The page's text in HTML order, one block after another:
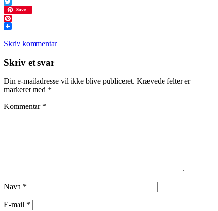
Twitter
Save
Pinterest
Skriv kommentar
Læserinteraktioner
Skriv et svar
Din e-mailadresse vil ikke blive publiceret. Krævede felter er
markeret med *
Kommentar *
Navn *
E-mail *